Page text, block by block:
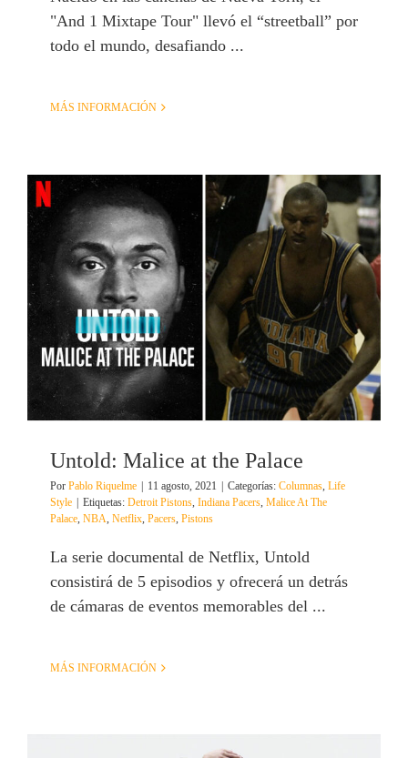
"And 1 Mixtape Tour" llevó el “streetball” por
todo el mundo, desafiando ...
MÁS INFORMACIÓN
Untold: Malice at the Palace
Por Pablo Riquelme | 11 agosto, 2021 | Categorías: Columnas Life
Style | Etiquetas: Detroit Pistons Indiana Pacers Malice At The
Palace NBA Netflix Pacers Pistons
La serie documental de Netflix, Untold
consistirá de 5 episodios y ofrecerá un detrás
de cámaras de eventos memorables del ...
MÁS INFORMACIÓN